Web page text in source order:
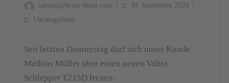
sabrina@brain-thing.com
30. September 2024
Uncategorized
Seit letzten Donnerstag darf sich unser Kunde
Mathias Müller über einen neuen Valtra
Schlepper T215D freuen.